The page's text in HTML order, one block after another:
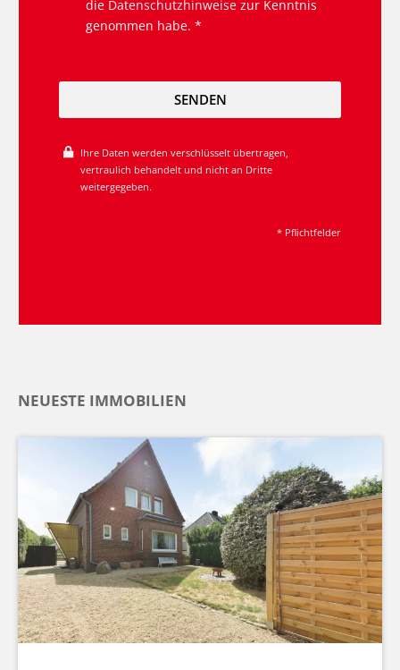
die Datenschutzhinweise zur Kenntnis
genommen habe. *
SENDEN
Ihre Daten werden verschlüsselt übertragen,
vertraulich behandelt und nicht an Dritte
weitergegeben.
* Pflichtfelder
NEUESTE IMMOBILIEN